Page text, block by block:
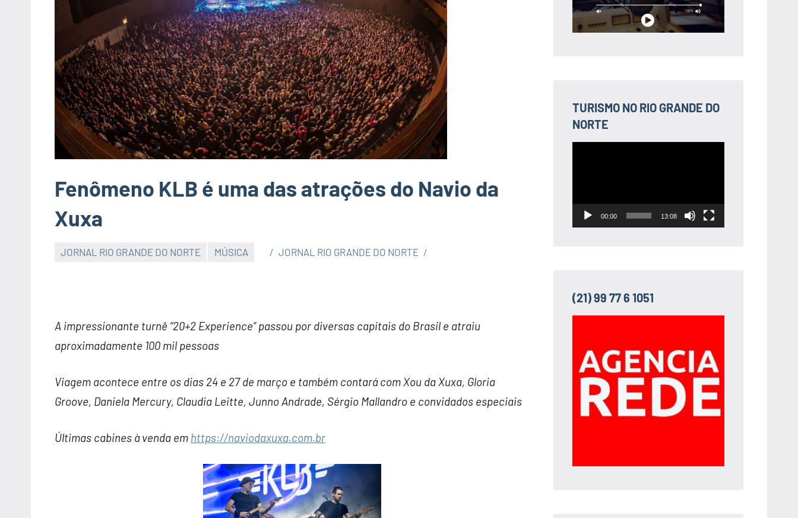
Fenômeno KLB é uma das atrações do Navio da
Xuxa
JORNAL RIO GRANDE DO NORTE MÚSICA JORNAL RIO GRANDE DO NORTE
A impressionante turnê “20+2 Experience” passou por diversas capitais do Brasil e atraiu
aproximadamente 100 mil pessoas
Viagem acontece entre os dias 24 e 27 de março e também contará com Xou da Xuxa, Gloria
Groove, Daniela Mercury, Claudia Leitte, Junno Andrade, Sérgio Mallandro e convidados especiais
Últimas cabines à venda em https://naviodaxuxa.com.br
TURISMO NO RIO GRANDE DO
NORTE
00:00 13:08
(21) 99 77 6 1051